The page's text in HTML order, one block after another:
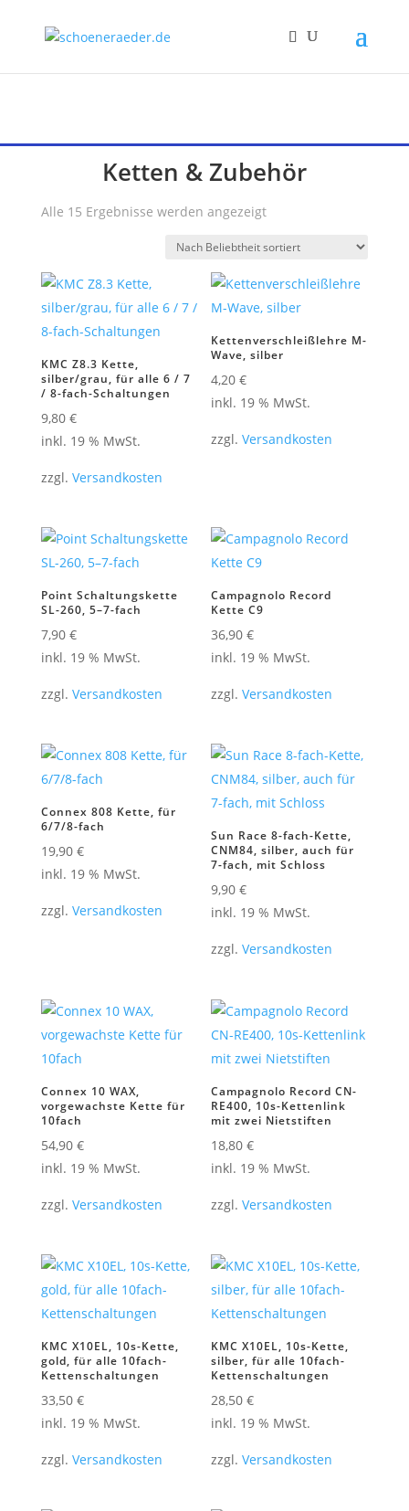
Ketten & Zubehör
Alle 15 Ergebnisse werden angezeigtNach
sortiert
KMC Z8.3 Kette,
silber/grau, für alle 6 / 7
/ 8-fach-Schaltungen
9,80 €
inkl. 19 % MwSt.
zzgl. Versandkosten
Kettenverschleißlehre M-
Wave, silber
4,20€
inkl. 19 % MwSt.
zzgl.Versandkosten
Point Schaltungskette
SL-260, 5–7-fach
7,90 €
inkl. 19 % MwSt.
zzgl. Versandkosten
Campagnolo Record
Kette C9
36,90€
inkl. 19 % MwSt.
zzgl.Versandkosten
Connex 808 Kette, für
6/7/8-fach
19,90 €
inkl. 19 % MwSt.
zzgl. Versandkosten
Sun Race 8-fach-Kette,
CNM84, silber, auch für
7-fach, mit Schloss
9,90€
inkl. 19 % MwSt.
zzgl.Versandkosten
Connex 10 WAX,
vorgewachste Kette für
10fach
54,90 €
inkl. 19 % MwSt.
zzgl. Versandkosten
Campagnolo Record CN-
RE400, 10s-Kettenlink
mit zwei Nietstiften
18,80€
inkl. 19 % MwSt.
zzgl.Versandkosten
KMC X10EL, 10s-Kette,
gold, für alle 10fach-
Kettenschaltungen
33,50 €
inkl. 19 % MwSt.
zzgl. Versandkosten
KMC X10EL, 10s-Kette,
silber, für alle 10fach-
Kettenschaltungen
28,50€
inkl. 19 % MwSt.
zzgl.Versandkosten